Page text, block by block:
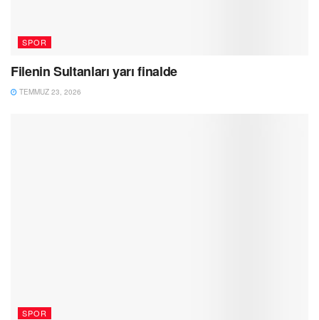
SPOR
Filenin Sultanları yarı finalde
TEMMUZ 23, 2026
SPOR